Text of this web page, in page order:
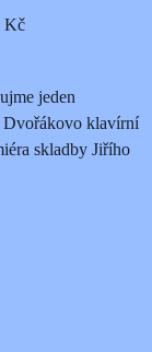
Kč
jeden
Dvořákovo klavírní
skladby Jiřího